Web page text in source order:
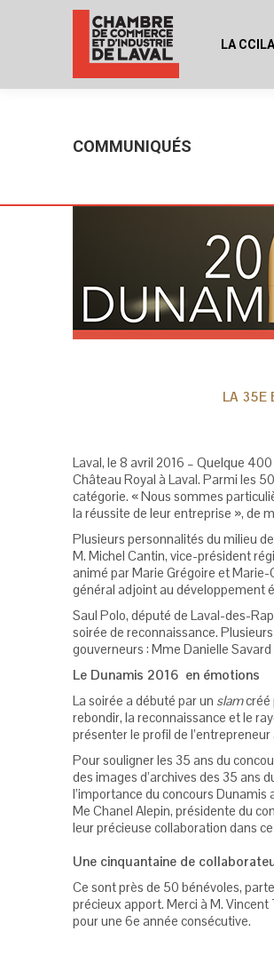
LA
COMMUNIQUÉS
LA 35E
Laval, le 8 avril 2016 – Quelque
Château Royal à Laval. Parmi les
catégorie. « Nous sommes
la réussite de leur entreprise », de
Plusieurs personnalités du milieu
M. Michel Cantin, vice-président
animé par Marie Grégoire et
général adjoint au développement
Saul Polo, député de Laval-des-
soirée de reconnaissance.
gouverneurs : Mme Danielle
Le Dunamis 2016 en émotions
La soirée a débuté par un slamcréé
rebondir, la reconnaissance et le
présenter le profil de
Pour souligner les 35 ans du
des images d’archives des 35 ans
l’importance du concours Dunamis
Me Chanel Alepin, présidente du
leur précieuse collaboration dans
Une cinquantaine de
Ce sont près de 50 bénévoles,
précieux apport. Merci à M.
pour une 6e année consécutive.